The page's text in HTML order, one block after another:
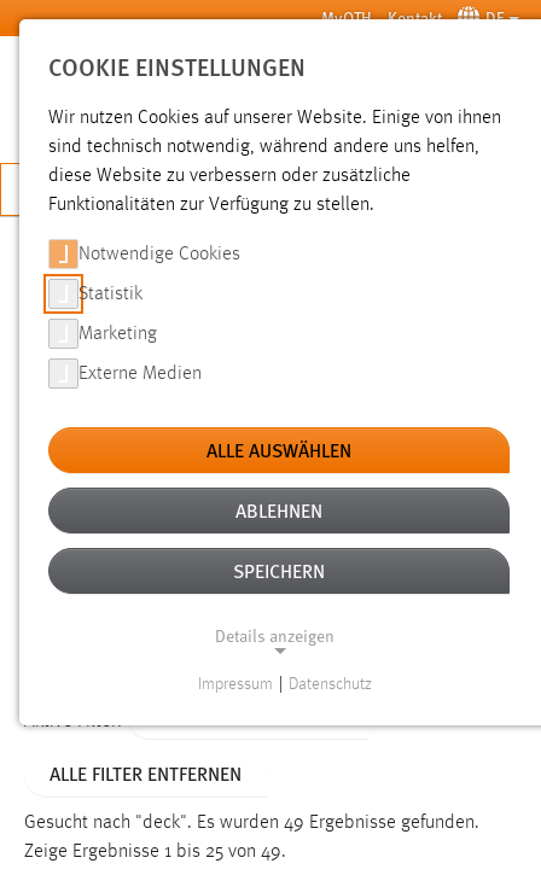
Zum Hauptinhalt springen MyOTH Kontakt DE
SUCHE
JETZT BEWERBEN
SUCHE
FILTER
Typ
Erstellungsdatum
Alter
Aktive Filter:
ALLE FILTER ENTFERNEN
Gesucht nach "deck". Es wurden 49 Ergebnisse gefunden.
Zeige Ergebnisse 1 bis 25 von 49.
COOKIE EINSTELLUNGEN
Wir nutzen Cookies auf unserer Website. Einige von ihnen
sind technisch notwendig, während andere uns helfen,
diese Website zu verbessern oder zusätzliche
Funktionalitäten zur Verfügung zu stellen.
Notwendige Cookies
Statistik
Marketing
Externe Medien
ALLE AUSWÄHLEN
ABLEHNEN
SPEICHERN
Details anzeigen
Funktionen und sind für die einwandfreie Funktion der
Einverständnis
Impressum Datenschutz